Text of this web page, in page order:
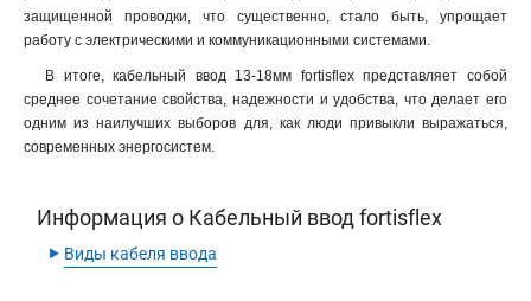
защищенной проводки, что существенно, стало быть, упрощает
работу с электрическими и коммуникационными системами.
В итоге, кабельный ввод 13-18мм fortisflex представляет собой
среднее сочетание свойства, надежности и удобства, что делает его
одним из наилучших выборов для, как люди привыкли выражаться,
современных энергосистем.
Информация о Кабельный ввод fortisflex
‣ Виды кабеля ввода